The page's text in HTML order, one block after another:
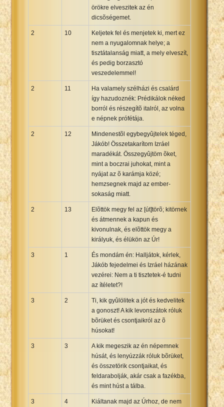
örökre elveszitek az én
dicsõségemet.
2 10
Keljetek fel és menjetek ki, mert ez
nem a nyugalomnak helye; a
tisztátalanság miatt, a mely elveszít,
és pedig borzasztó
veszedelemmel!
2 11
Ha valamely szélházi és csalárd
így hazudoznék: Prédikálok néked
borról és részegítõ italról, az volna
e népnek prófétája.
2 12
Mindenestõl egybegyûjtelek téged,
Jákób! Összetakarítom Izráel
maradékát. Összegyûjtöm õket,
mint a boczrai juhokat, mint a
nyájat az õ karámja közé;
hemzsegnek majd az ember-
sokaság miatt.
2 13
Elõttök megy fel az [út]törõ; kitörnek
és átmennek a kapun és
kivonulnak, és elõttök megy a
királyuk, és élükön az Úr!
3 1
És mondám én: Halljátok, kérlek,
Jákób fejedelmei és Izráel házának
vezérei: Nem a ti tisztetek-é tudni
az ítéletet?!
3 2
Ti, kik gyûlölitek a jót és kedvelitek
a gonoszt! A kik levonszátok róluk
bõrüket és csontjaikról az õ
húsokat!
3 3
A kik megeszik az én népemnek
húsát, és lenyúzzák róluk bõrüket,
és összetörik csontjaikat, és
feldarabolják, akár csak a fazékba,
és mint húst a tálba.
3 4
Kiáltanak majd az Úrhoz, de nem